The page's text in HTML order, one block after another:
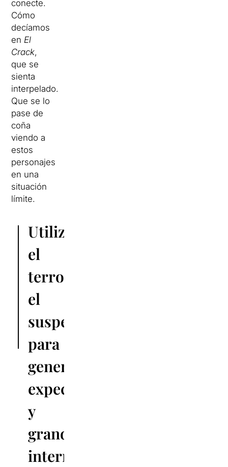
conecte.
Cómo
decíamos
enEl
Crack,
que se
sienta
interpelado.
Que se lo
pase de
coña
viendo a
estos
personajes
en una
situación
límite.
Utilizamos
el
terror,
el
suspense,
para
generar
expectativas
y
grandes
interrogantes.